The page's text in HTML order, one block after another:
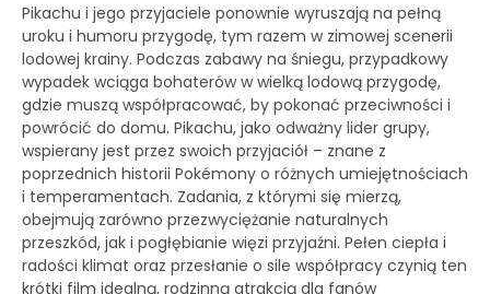
Pikachu i jego przyjaciele ponownie wyruszają na pełną
uroku i humoru przygodę, tym razem w zimowej scenerii
lodowej krainy. Podczas zabawy na śniegu, przypadkowy
wypadek wciąga bohaterów w wielką lodową przygodę,
gdzie muszą współpracować, by pokonać przeciwności i
powrócić do domu. Pikachu, jako odważny lider grupy,
wspierany jest przez swoich przyjaciół – znane z
poprzednich historii Pokémony o różnych umiejętnościach
i temperamentach. Zadania, z którymi się mierzą,
obejmują zarówno przezwyciężanie naturalnych
przeszkód, jak i pogłębianie więzi przyjaźni. Pełen ciepła i
radości klimat oraz przesłanie o sile współpracy czynią ten
krótki film idealną, rodzinną atrakcją dla fanów